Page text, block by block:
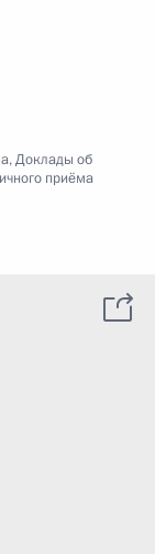
,Доклады об
приёма